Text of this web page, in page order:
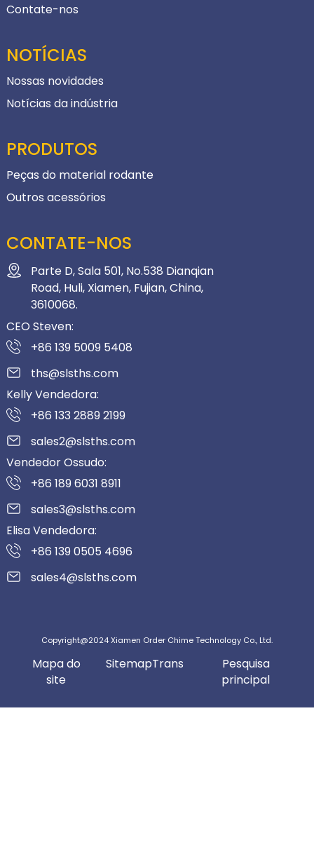
Contate-nos
NOTÍCIAS
Nossas novidades
Notícias da indústria
PRODUTOS
Peças do material rodante
Outros acessórios
CONTATE-NOS
Parte D, Sala 501, No.538 Dianqian
Road, Huli, Xiamen, Fujian, China,
3610068.
CEO Steven:
+86 139 5009 5408
ths@slsths.com
Kelly Vendedora:
+86 133 2889 2199
sales2@slsths.com
Vendedor Ossudo:
+86 189 6031 8911
sales3@slsths.com
Elisa Vendedora:
+86 139 0505 4696
sales4@slsths.com
Copyright@2024 Xiamen Order Chime Technology Co., Ltd.
Mapa do
site
SitemapTrans
Pesquisa
principal